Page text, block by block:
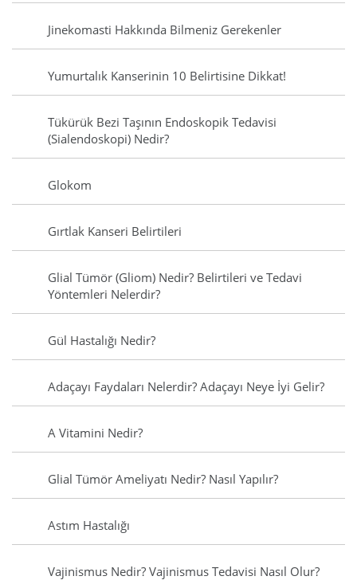
Jinekomasti Hakkında Bilmeniz Gerekenler
Yumurtalık Kanserinin 10 Belirtisine Dikkat!
Tükürük Bezi Taşının Endoskopik Tedavisi
(Sialendoskopi) Nedir?
Glokom
Gırtlak Kanseri Belirtileri
Glial Tümör (Gliom) Nedir? Belirtileri ve Tedavi
Yöntemleri Nelerdir?
Gül Hastalığı Nedir?
Adaçayı Faydaları Nelerdir? Adaçayı Neye İyi Gelir?
A Vitamini Nedir?
Glial Tümör Ameliyatı Nedir? Nasıl Yapılır?
Astım Hastalığı
Vajinismus Nedir? Vajinismus Tedavisi Nasıl Olur?